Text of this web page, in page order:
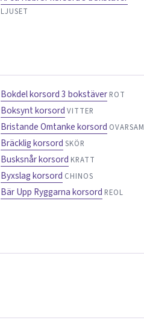
LJUSET
Bokdel korsord 3 bokstäver ROT
Boksynt korsord VITTER
Bristande Omtanke korsord OVARSAM
Bräcklig korsord SKÖR
Busksnår korsord KRATT
Byxslag korsord CHINOS
Bär Upp Ryggarna korsord REOL